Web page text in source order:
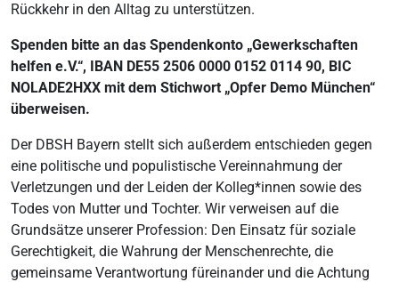
Rückkehr in den Alltag zu unterstützen.
Spenden bitte an das Spendenkonto „Gewerkschaften
helfen e.V.“, IBAN DE55 2506 0000 0152 0114 90, BIC
NOLADE2HXX mit dem Stichwort „Opfer Demo München“
überweisen.
Der DBSH Bayern stellt sich außerdem entschieden gegen
eine politische und populistische Vereinnahmung der
Verletzungen und der Leiden der Kolleg*innen sowie des
Todes von Mutter und Tochter. Wir verweisen auf die
Grundsätze unserer Profession: Den Einsatz für soziale
Gerechtigkeit, die Wahrung der Menschenrechte, die
gemeinsame Verantwortung füreinander und die Achtung